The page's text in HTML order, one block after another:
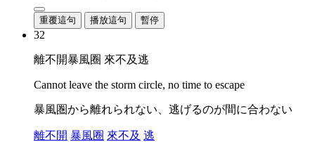
重覆這句 播放這句 暫停
32
離不開暴風圈 來不及逃
Cannot leave the storm circle, no time to escape
暴風圏から離れられない、逃げるのが間に合わない
離不開 暴風圈 來不及 逃